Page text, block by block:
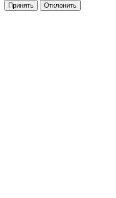
Принять Отклонить